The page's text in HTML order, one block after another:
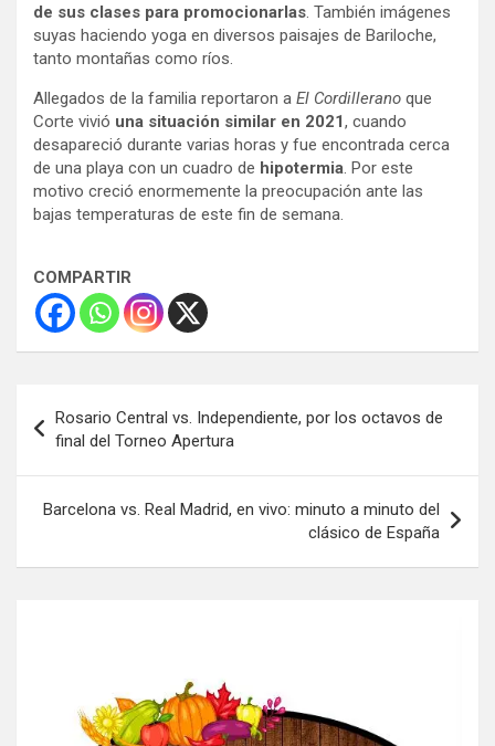
de sus clases para promocionarlas. También imágenes
suyas haciendo yoga en diversos paisajes de Bariloche,
tanto montañas como ríos.
Allegados de la familia reportaron a El Cordillerano que
Corte vivió una situación similar en 2021, cuando
desapareció durante varias horas y fue encontrada cerca
de una playa con un cuadro de hipotermia. Por este
motivo creció enormemente la preocupación ante las
bajas temperaturas de este fin de semana.
COMPARTIR
de
entradas
Rosario Central vs. Independiente, por los octavos de
final del Torneo Apertura
Barcelona vs. Real Madrid, en vivo: minuto a minuto del
clásico de España